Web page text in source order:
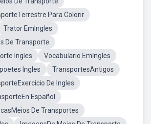
Para Colorir
Trator EmIngles
De Transporte
Ingles
Vocabulario EmIngles
Ingles
TransportesAntigos
De Ingles
Español
De Transportes